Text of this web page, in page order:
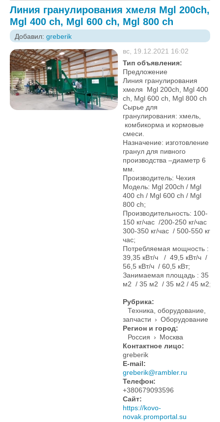
Линия гранулирования хмеля Mgl 200ch,
Mgl 400 ch, Mgl 600 ch, Mgl 800 ch
Добавил: greberik
вс, 19.12.2021 16:02
Тип объявления:
Предложение
Линия гранулирования
хмеля Mgl 200ch, Mgl 400
ch, Mgl 600 ch, Mgl 800 ch
Сырье для
гранулирования: хмель,
комбикорма и кормовые
смеси.
Назначение: изготовление
гранул для пивного
производства –диаметр 6
мм.
Производитель: Чехия
Модель: Mgl 200ch / Mgl
400 ch / Mgl 600 ch / Mgl
800 ch;
Производительность: 100-
150 кг/час /200-250 кг/час /
300-350 кг/час / 500-550 кг/
час;
Потребляемая мощность :
39,35 кВт/ч / 49,5 кВт/ч /
56,5 кВт/ч / 60,5 кВт;
Занимаемая площадь : 35
м2 / 35 м2 / 35 м2 / 45 м2;
Рубрика:
Техника, оборудование,
запчасти › Оборудование
Регион и город:
Россия › Москва
Контактное лицо:
greberik
E-mail:
greberik@rambler.ru
Телефон:
+380679093596
Сайт:
https://kovo-
novak.promportal.su